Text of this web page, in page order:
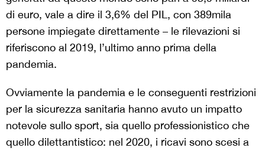
di euro, vale a dire il 3,6% del PIL, con 389mila
persone impiegate direttamente – le rilevazioni si
riferiscono al 2019, l’ultimo anno prima della
pandemia.
Ovviamente la pandemia e le conseguenti restrizioni
per la sicurezza sanitaria hanno avuto un impatto
notevole sullo sport, sia quello professionistico che
quello dilettantistico: nel 2020, i ricavi sono scesi a